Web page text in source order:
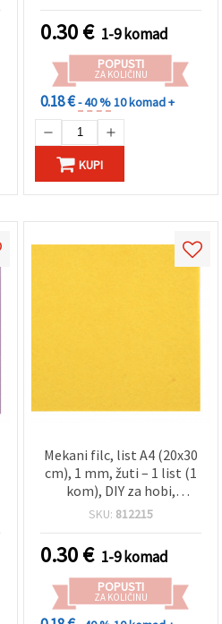
0.30€ 1-9 komad
POPUSTI
ZA KOLIČINU
0.18 €- 40 %10 komad +
KUPI
Mekani filc, list A4 (20x30
cm), 1 mm, žuti – 1 list (1
kom), DIY za hobi,
rukotvorine, šivanje,
SKU: 812215
0.30€ 1-9 komad
POPUSTI
ZA KOLIČINU